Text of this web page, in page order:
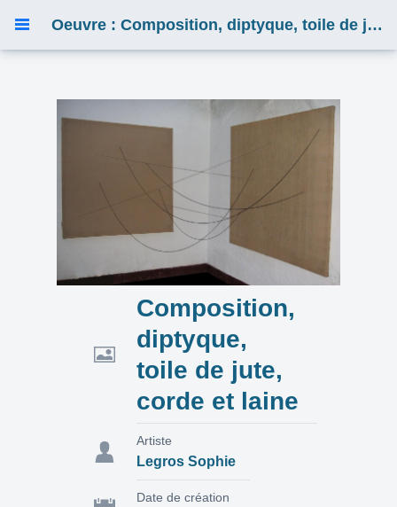
Oeuvre : Composition, diptyque, toile de jute, corde et laine
Composition,
diptyque,
toile de jute,
corde et laine
Legros Sophie
Artiste
Date de création